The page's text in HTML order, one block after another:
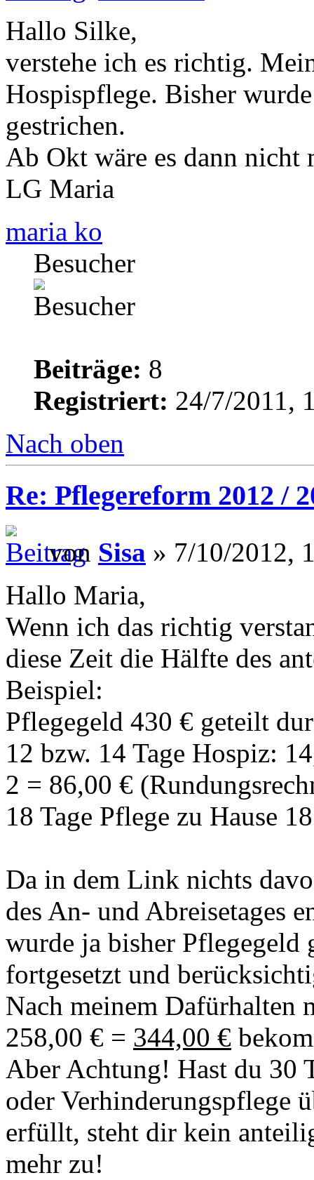
Hallo Silke,
verstehe ich es richtig.
Hospispflege. Bisher
gestrichen.
Ab Okt wäre es dann nicht
LG Maria
maria ko
Besucher
Beiträge: 8
Registriert: 24/7/2011,
Nach oben
Re: Pflegereform 2012 /
von Sisa » 7/10/2012,
Hallo Maria,
Wenn ich das richtig
diese Zeit die Hälfte des
Beispiel:
Pflegegeld 430 € geteilt
12 bzw. 14 Tage Hospiz:
2 = 86,00 €
18 Tage Pflege zu Hause
Da in dem Link nichts
des An- und Abreisetages
wurde ja bisher Pflegegeld
fortgesetzt und
Nach meinem Dafürhalten
258,00 € = 344,00 €
Aber Achtung! Hast du 30
oder Verhinderungspflege
erfüllt, steht dir kein
mehr zu!